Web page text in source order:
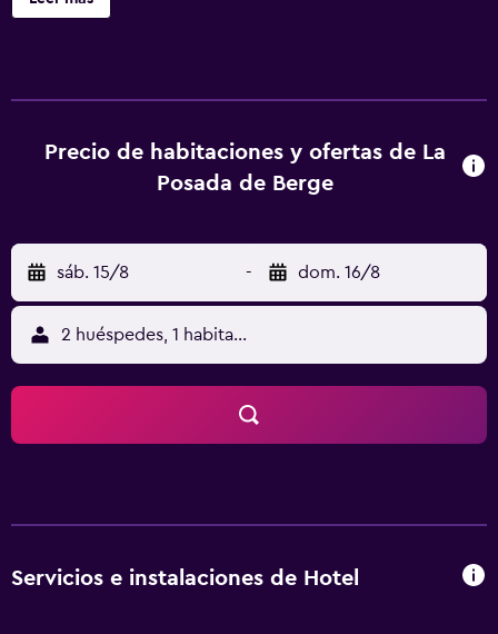
Zaragoza) está a 132 km.
Precio de habitaciones y ofertas de La
Posada de Berge
sáb. 15/8 - dom. 16/8
2 huéspedes, 1 habitación
Servicios e instalaciones de Hotel